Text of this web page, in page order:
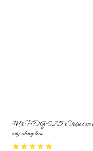
Mã HDG-025 Chậu lan
cây nhụy tím